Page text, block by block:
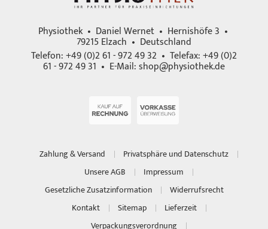
Physiothek • Daniel Wernet • Hernishöfe 3 •
79215 Elzach • Deutschland
Telefon: +49 (0)2 61 - 972 49 32 • Telefax: +49 (0)2
61 - 972 49 31 • E-Mail:shop@physiothek.de
Zahlung & Versand
Privatsphäre und Datenschutz
Unsere AGB
Impressum
Gesetzliche Zusatzinformation
Widerrufsrecht
Kontakt
Sitemap
Lieferzeit
Verpackungsverordnung